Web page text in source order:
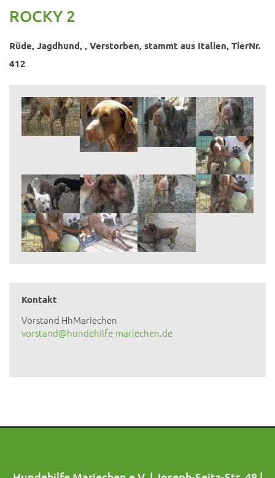
ROCKY 2
Rüde, Jagdhund, , Verstorben, stammt aus Italien, TierNr.
412
Kontakt
Vorstand HhMariechen
vorstand@hundehilfe-mariechen.de